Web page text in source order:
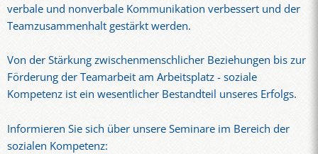
verbale und nonverbale Kommunikation verbessert und der
Teamzusammenhalt gestärkt werden.
Von der Stärkung zwischenmenschlicher Beziehungen bis zur
Förderung der Teamarbeit am Arbeitsplatz - soziale
Kompetenz ist ein wesentlicher Bestandteil unseres Erfolgs.
Informieren Sie sich über unsere Seminare im Bereich der
sozialen Kompetenz: